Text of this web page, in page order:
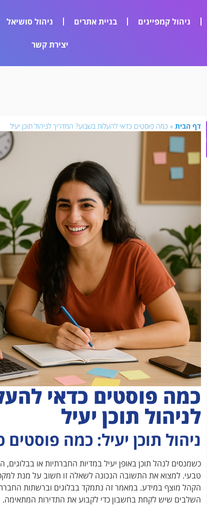
ניהול קמפיינים בניית אתרים ניהול סושיאל
יצירת קשר
חיפוש
דף הבית » כמה פוסטים כדאי להעלות בשבוע? המדריך לניהול תוכן יעיל
כמה פוסטים כדאי
לניהול תוכן יעיל
ניהול תוכן יעיל: כמה
כשמנסים לנהל תוכן באופן יעיל במדיות החברתיות או
טבעי. למצוא את התשובה הנכונה לשאלה זו חשוב על מנת
הקהל מוצף במידע. במאמר זה נתמקד בבלוגים וברשתות
השלבים שיש לקחת בחשבון כדי לקבוע את התדירות המתאימה.